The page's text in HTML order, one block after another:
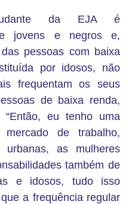
da EJA é
jovens e negros e,
pessoas com baixa
por idosos, não
frequentam os seus
de baixa renda,
eu tenho uma
de trabalho,
urbanas, as mulheres
também de
e idosos, tudo isso
a frequência regular